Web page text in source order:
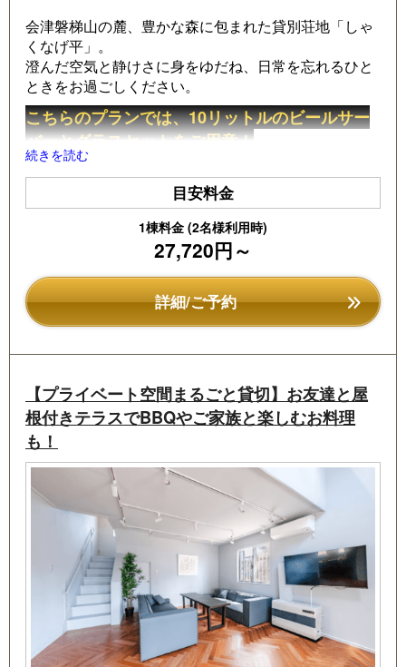
e
vi
o
u
s
xt
会津磐梯山の麓、豊かな森に包まれた貸別荘地「しゃ
くなげ平」。
澄んだ空気と静けさに身をゆだね、日常を忘れるひと
ときをお過ごしください。
こちらのプランでは、10リットルのビールサー
バーとグラスセットをご用意！
自然に囲まれたコテージで、仲間やご家族と気兼ねな
く「乾杯！」をお楽しみいただけます♪
お食事やお飲み物はすべてお持ち込み自由！
地元で調達した食材を持ち寄ったり、お気に入りのお
つまみを並べたり、
1棟まるごと貸切のコテージだから、
周囲を気にせず、語らい、笑い、くつろぐ時間を思い
大自然のエネルギーを感じながら、
い。
続きを読む
目安料金
1棟料金 (2名様利用時)
27,720円～
詳細/ご予約
【プライベート空間まるごと貸切】お友達と屋
根付きテラスでBBQやご家族と楽しむお料理
も！